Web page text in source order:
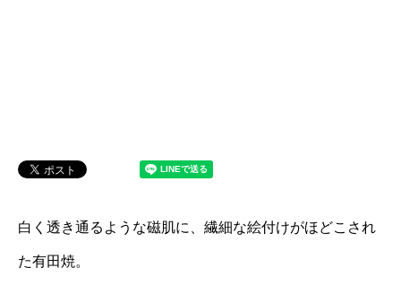
白く透き通るような磁肌に、繊細な絵付けがほどこされ
た有田焼。